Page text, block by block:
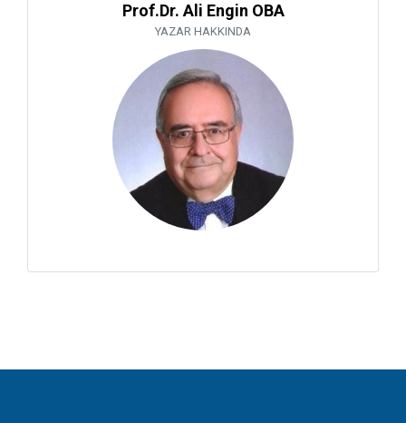
Prof.Dr. Ali Engin OBA
YAZAR HAKKINDA